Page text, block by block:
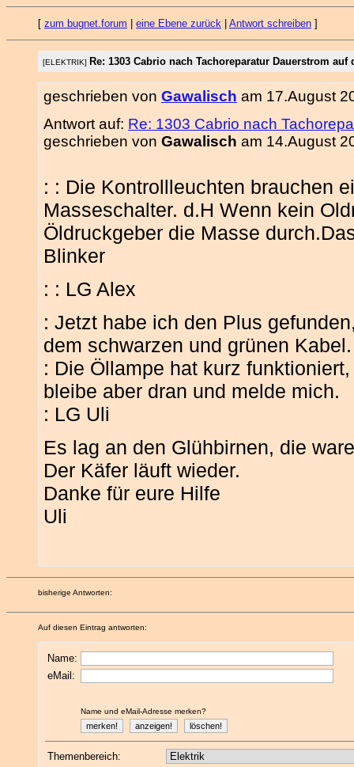
[ zum bugnet.forum eine Ebene zurück Antwort schreiben ]
[ELEKTRIK] Re: 1303 Cabrio nach Tachoreparatur Dauerstrom
geschrieben von Gawalisch am 17.August
Antwort auf: Re: 1303 Cabrio nach
geschrieben von Gawalisch am 14.August
: : Die Kontrollleuchten brauchen
Masseschalter. d.H Wenn kein
Öldruckgeber die Masse
Blinker
: : LG Alex
: Jetzt habe ich den Plus
dem schwarzen und grünen Kabel.
: Die Öllampe hat kurz
bleibe aber dran und melde mich.
: LG Uli
Es lag an den Glühbirnen, die
Der Käfer läuft wieder.
Danke für eure Hilfe
Uli
bisherige Antworten:
Auf diesen Eintrag antworten:
Name:
eMail:
Name und eMail-Adresse merken?
Themenbereich: